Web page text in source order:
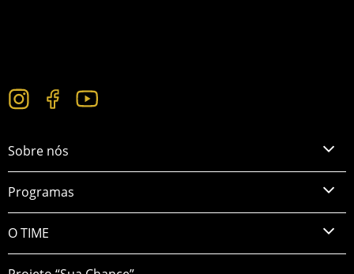
Sobre nós
Programas
O TIME